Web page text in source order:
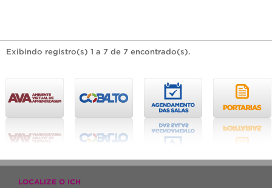
Exibindo registro(s) 1 a 7 de 7 encontrado(s).
LOCALIZE O ICH